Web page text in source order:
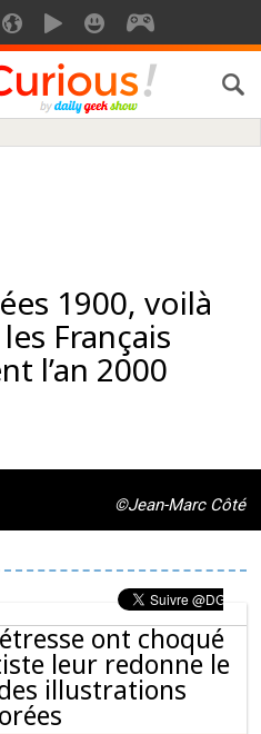
1900, voilà
Français
l’an 2000
©Jean-Marc Côté
ont choqué
leur redonne le
illustrations